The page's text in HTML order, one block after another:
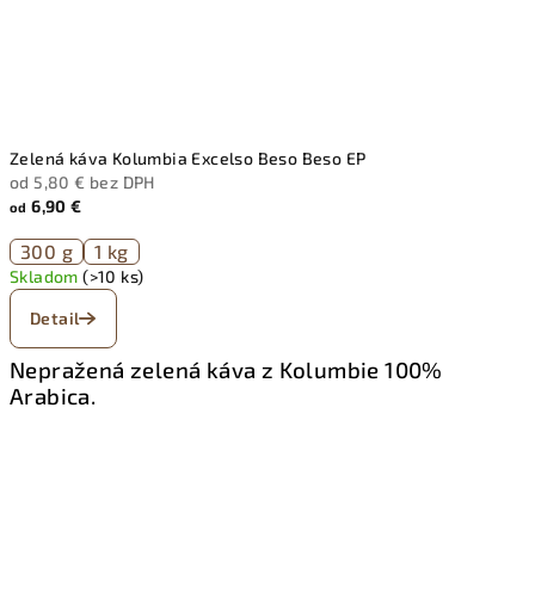
Zelená káva Kolumbia Excelso Beso Beso EP
od 5,80 € bez DPH
od 6,90 €
300 g 1 kg
Skladom(>10 ks)
Detail
Nepražená zelená káva z Kolumbie 100%
Arabica.